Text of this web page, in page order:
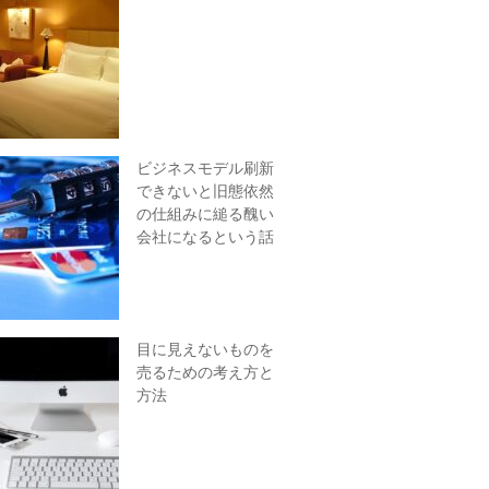
ビジネスモデル刷新
できないと旧態依然
の仕組みに縋る醜い
会社になるという話
目に見えないものを
売るための考え方と
方法